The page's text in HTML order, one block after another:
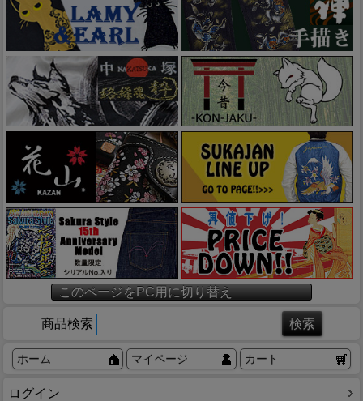
このページをPC用に切り替え
商品検索
ホーム マイページ カート
ログイン